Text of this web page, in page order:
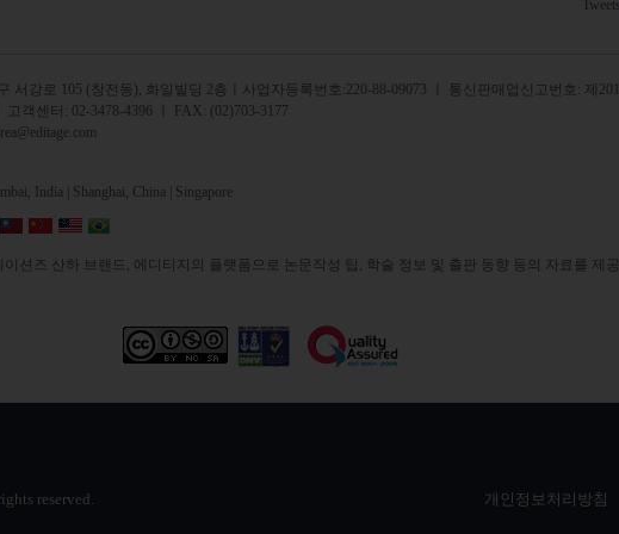
서강로 105 (창전동), 화일빌딩 2 층
ㅣ사업자등록번호:220-88-09073 ㅣ 통신판매업신고번호: 제
고객센터:
02-3478-4396 ㅣ FAX: (02)703-3177
India | Shanghai, China | Singapore
션즈 산하 브랜드, 에디티지의 플랫폼으로 논문작성 팁, 학술 정보 및 출판 동향 등의 자료를 제
reserved. 개인정보처리방침